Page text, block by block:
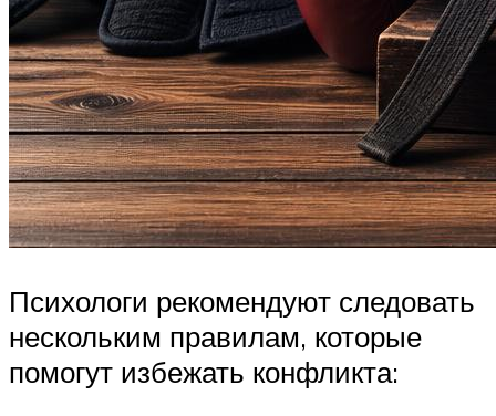
Психологи рекомендуют следовать
нескольким правилам, которые
помогут избежать конфликта: